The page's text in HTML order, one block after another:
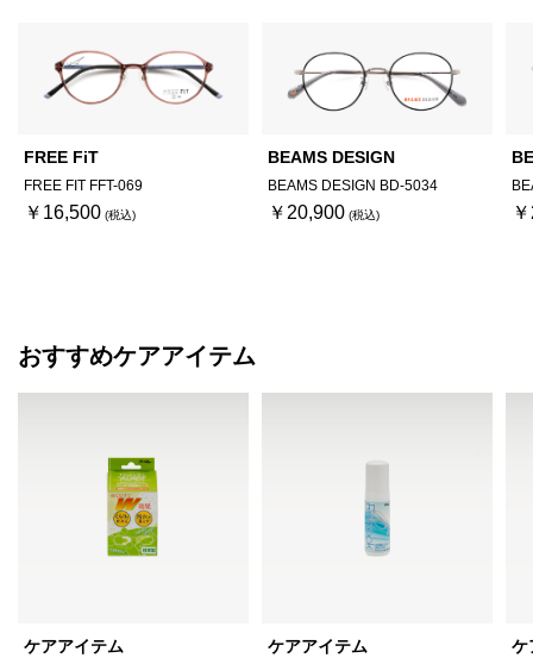
FREE FiT
FREE FIT FFT-069
￥16,500
BEAMS DESIGN
BEAMS DESIGN BD-5034
￥20,900
おすすめケアアイテム
ケアアイテム ケアアイテム ケ